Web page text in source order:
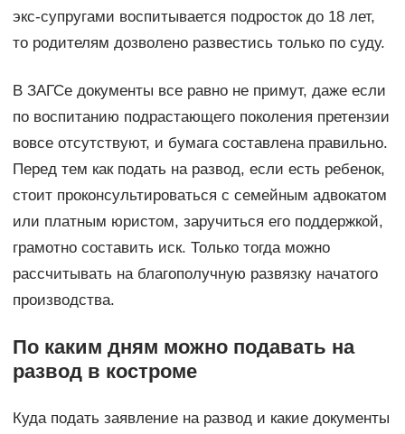
экс-супругами воспитывается подросток до 18 лет,
то родителям дозволено развестись только по суду.
В ЗАГСе документы все равно не примут, даже если
по воспитанию подрастающего поколения претензии
вовсе отсутствуют, и бумага составлена правильно.
Перед тем как подать на развод, если есть ребенок,
стоит проконсультироваться с семейным адвокатом
или платным юристом, заручиться его поддержкой,
грамотно составить иск. Только тогда можно
рассчитывать на благополучную развязку начатого
производства.
По каким дням можно подавать на
развод в костроме
Куда подать заявление на развод и какие документы